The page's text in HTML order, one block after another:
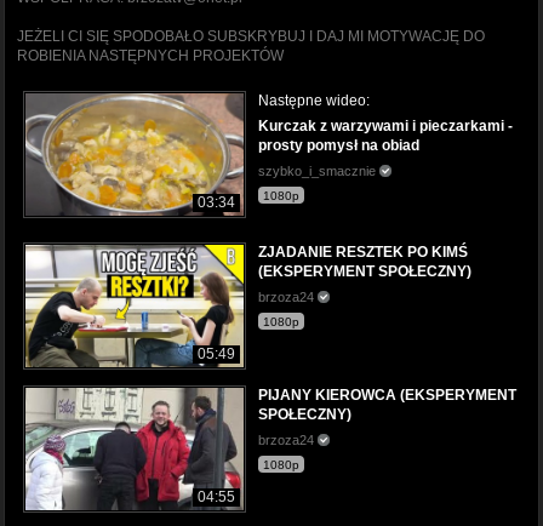
JEŻELI CI SIĘ SPODOBAŁO SUBSKRYBUJ I DAJ MI MOTYWACJĘ DO
ROBIENIA NASTĘPNYCH PROJEKTÓW
03:34
Następne wideo:
Kurczak z warzywami i pieczarkami -
prosty pomysł na obiad
szybko_i_smacznie
1080p
05:49
ZJADANIE RESZTEK PO KIMŚ
(EKSPERYMENT SPOŁECZNY)
brzoza24
1080p
04:55
PIJANY KIEROWCA (EKSPERYMENT
SPOŁECZNY)
brzoza24
1080p